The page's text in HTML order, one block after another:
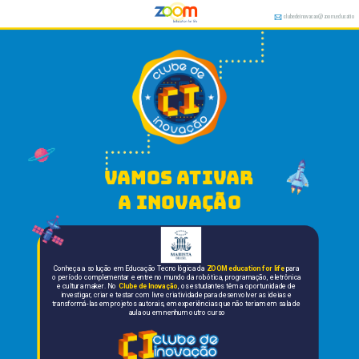
clubedeinovacao@zoom.educatio
a inovação
Conheça a solução em Educação Tecnológica da ZOOM education for life para
o período complementar e entre no mundo da robótica, programação, eletrônica
e cultura maker. No Clube de Inovação, os estudantes têm a oportunidade de
investigar, criar e testar com livre criatividade para desenvolver as ideias e
transformá-las em projetos autorais, em experiências que não teriam em sala de
aula ou em nenhum outro curso